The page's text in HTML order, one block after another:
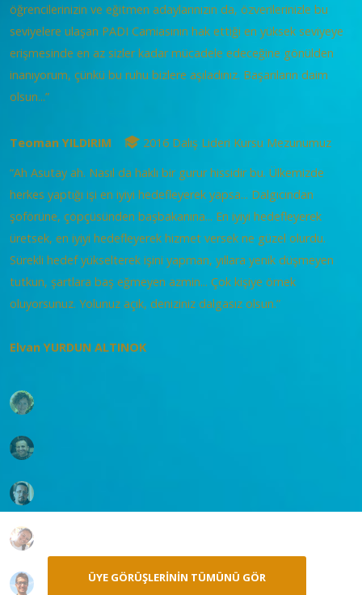
öğrencilerinizin ve eğitmen adaylarınızın da, özverilerinizle bu
seviyelere ulaşan PADI Camiasının hak ettiği en yüksek seviyeye
erişmesinde en az sizler kadar mücadele edeceğine gönülden
inanıyorum, çünkü bu ruhu bizlere aşıladınız. Başarıların daim
olsun...”
Teoman YILDIRIM
2016 Dalış Lideri Kursu Mezunumuz
“Ah Asutay ah. Nasıl da haklı bir gurur hissidir bu. Ülkemizde
herkes yaptığı işi en iyiyi hedefleyerek yapsa... Dalgıcından
şoförüne, çöpçüsünden başbakanına... En iyiyi hedefleyerek
üretsek, en iyiyi hedefleyerek hizmet versek ne güzel olurdu.
Sürekli hedef yükselterek işini yapman, yıllara yenik düşmeyen
tutkun, şartlara baş eğmeyen azmin... Çok kişiye örnek
oluyorsunuz. Yolunuz açık, deniziniz dalgasız olsun.”
Elvan YURDUN ALTINOK
ÜYE GÖRÜŞLERININ TÜMÜNÜ GÖR